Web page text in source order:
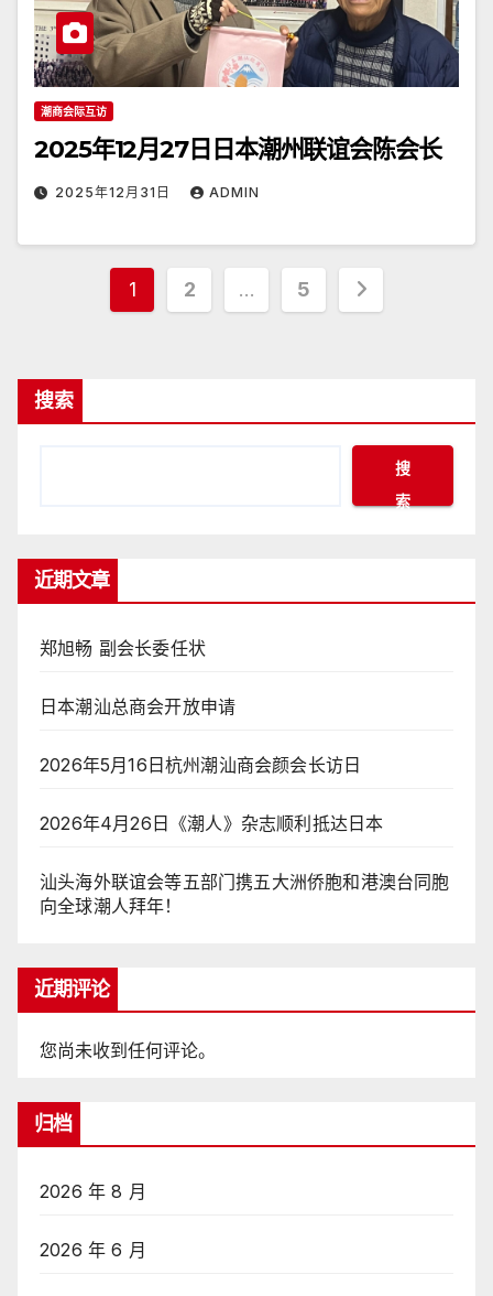
潮商会际互访
2025年12月27日日本潮州联谊会陈会长
2025年12月31日 ADMIN
文
页
1 2 … 5
搜索
搜
索
近期文章
郑旭畅 副会长委任状
日本潮汕总商会开放申请
2026年5月16日杭州潮汕商会颜会长访日
2026年4月26日《潮人》杂志顺利抵达日本
汕头海外联谊会等五部门携五大洲侨胞和港澳台同胞
向全球潮人拜年！
近期评论
您尚未收到任何评论。
归档
2026 年 8 月
2026 年 6 月